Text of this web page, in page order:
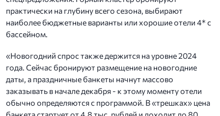
практически на глубину всего сезона, выбирают
наиболее бюджетные варианты или хорошие отели 4* с
бассейном.
«Новогодний спрос также держится на уровне 2024
года. Сейчас бронируют размещение на новогодние
даты, а праздничные банкеты начнут массово
заказывать в начале декабря - к этому моменту отели
обычно определяются с программой. В «трешках» цена
банкета стартует от 4,8 тыс. рублей и доходит до 80